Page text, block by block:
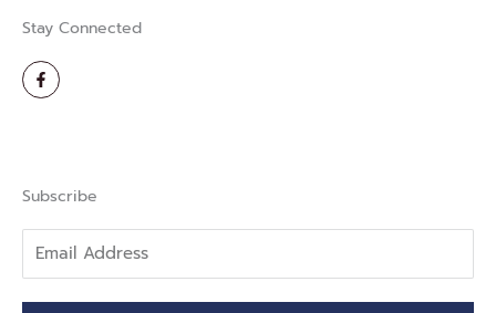
Stay Connected
F
a
c
-
f
Subscribe
Address